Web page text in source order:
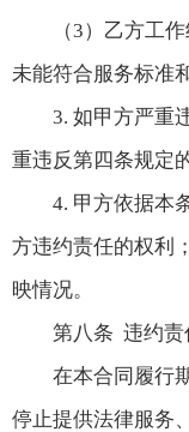
（3）乙方工
未能符合服务标准
3. 如甲方严重
重违反第四条规定
4. 甲方依据本
方违约责任的权利
映情况。
第八条 违约责
在本合同履行
停止提供法律服务